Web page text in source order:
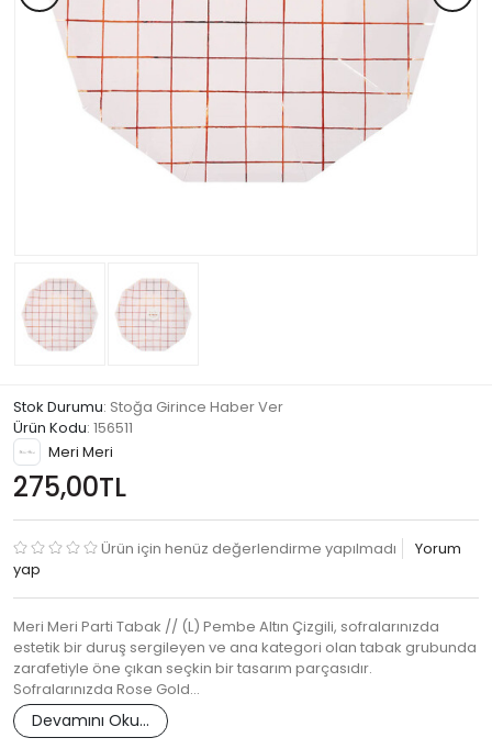
Stok Durumu: Stoğa Girince Haber Ver
Ürün Kodu: 156511
Meri Meri
275,00TL
Ürün için henüz değerlendirme yapılmadı
Yorum
yap
Meri Meri Parti Tabak // (L) Pembe Altın Çizgili, sofralarınızda
estetik bir duruş sergileyen ve ana kategori olan tabak grubunda
zarafetiyle öne çıkan seçkin bir tasarım parçasıdır.
Sofralarınızda Rose Gold…
Devamını Oku...